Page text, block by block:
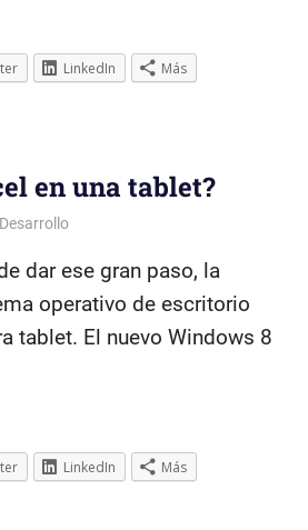
LinkedIn Más
en una tablet?
Desarrollo
dar ese gran paso, la
operativo de escritorio
tablet. El nuevo Windows 8
LinkedIn Más